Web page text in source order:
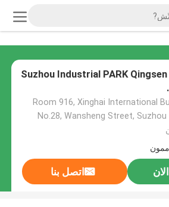
Suzhou Industrial PARK
Room 916, Xinghai International
No.28, Wansheng Street, Suzhou
اتصل بنا